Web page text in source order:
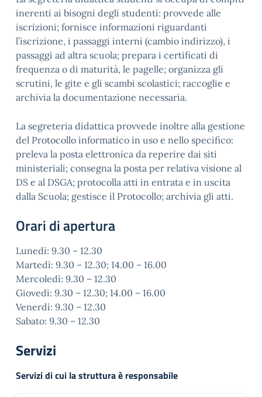
inerenti ai bisogni degli studenti: provvede alle
iscrizioni; fornisce informazioni riguardanti
l’iscrizione, i passaggi interni (cambio indirizzo), i
passaggi ad altra scuola; prepara i certificati di
frequenza o di maturità, le pagelle; organizza gli
scrutini, le gite e gli scambi scolastici; raccoglie e
archivia la documentazione necessaria.
La segreteria didattica provvede inoltre alla gestione
del Protocollo informatico in uso e nello specifico:
preleva la posta elettronica da reperire dai siti
ministeriali; consegna la posta per relativa visione al
DS e al DSGA; protocolla atti in entrata e in uscita
dalla Scuola; gestisce il Protocollo; archivia gli atti.
Orari di apertura
Lunedì: 9.30 – 12.30
Martedì: 9.30 – 12.30; 14.00 – 16.00
Mercoledì: 9.30 – 12.30
Giovedì: 9.30 – 12.30; 14.00 – 16.00
Venerdì: 9.30 – 12.30
Sabato: 9.30 – 12.30
Servizi
Servizi di cui la struttura è responsabile